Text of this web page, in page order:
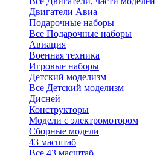
Двигатели Авиа
Подарочные наборы
Все Подарочные наборы
Авиация
Военная техника
Игровые наборы
Детский моделизм
Все Детский моделизм
Дисней
Конструкторы
Модели с электромотором
Сборные модели
43 масштаб
Все 43 масштаб